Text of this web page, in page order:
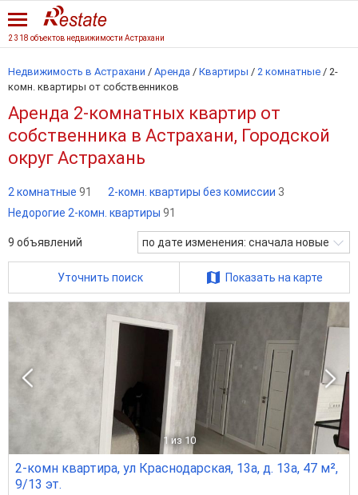
2 318 объектов недвижимости Астрахани
Недвижимость в Астрахани / Аренда / Квартиры / 2 комнатные / 2-
комн. квартиры от собственников
Аренда 2-комнатных квартир от
собственника в Астрахани, Городской
округ Астрахань
2 комнатные 91 2-комн. квартиры без комиссии 3
Недорогие 2-комн. квартиры 91
9 объявлений по дате изменения: сначала новые
Уточнить поиск Показать на карте
1 из 10
2-комн квартира, ул Краснодарская, 13а, д. 13а, 47 м²,
9/13 эт.